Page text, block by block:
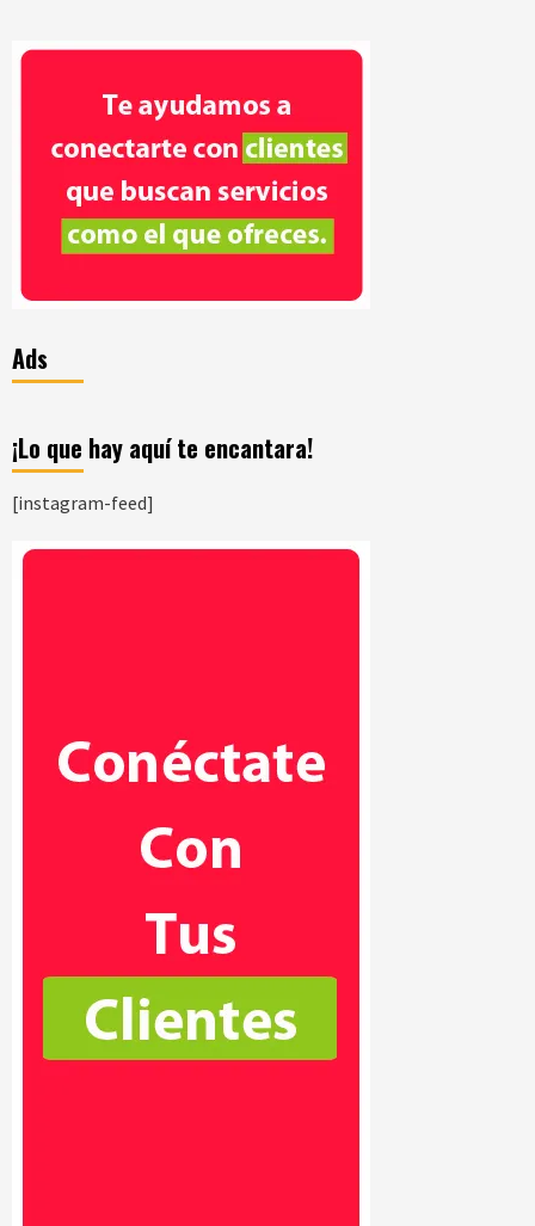
Ads
¡Lo que hay aquí te encantara!
[instagram-feed]